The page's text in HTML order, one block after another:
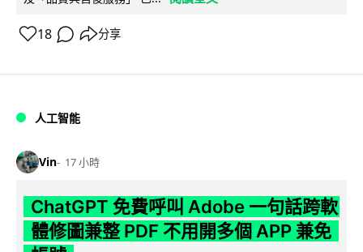
18 分享
人工智能
Vin 17 小時
ChatGPT 免費呼叫 Adobe 一句話跨軟
體修圖兼整 PDF 不用開多個 APP 兼免